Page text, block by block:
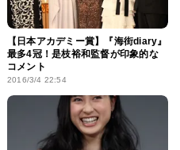
【日本アカデミー賞】『海街diary』
最多4冠！是枝裕和監督が印象的な
コメント
2016/3/4 22:54